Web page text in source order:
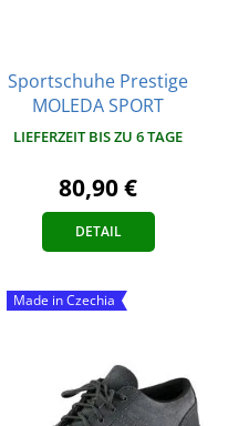
Sportschuhe Prestige
MOLEDA SPORT
LIEFERZEIT BIS ZU 6 TAGE
80,90 €
DETAIL
Made in Czechia